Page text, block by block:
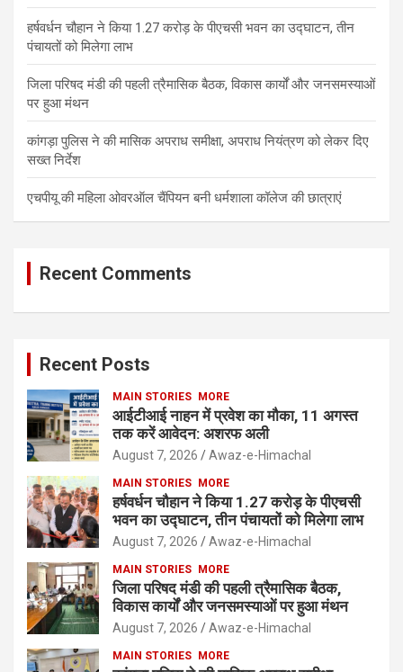
हर्षवर्धन चौहान ने किया 1.27 करोड़ के पीएचसी भवन का उद्घाटन, तीन
पंचायतों को मिलेगा लाभ
जिला परिषद मंडी की पहली त्रैमासिक बैठक, विकास कार्यों और जनसमस्याओं
पर हुआ मंथन
कांगड़ा पुलिस ने की मासिक अपराध समीक्षा, अपराध नियंत्रण को लेकर दिए
सख्त निर्देश
एचपीयू की महिला ओवरऑल चैंपियन बनी धर्मशाला कॉलेज की छात्राएं
Recent Comments
Recent Posts
MAIN STORIES MORE
आईटीआई नाहन में प्रवेश का मौका, 11 अगस्त
तक करें आवेदन: अशरफ अली
August 7, 2026 Awaz-e-Himachal
MAIN STORIES MORE
हर्षवर्धन चौहान ने किया 1.27 करोड़ के पीएचसी
भवन का उद्घाटन, तीन पंचायतों को मिलेगा लाभ
August 7, 2026 Awaz-e-Himachal
MAIN STORIES MORE
जिला परिषद मंडी की पहली त्रैमासिक बैठक,
विकास कार्यों और जनसमस्याओं पर हुआ मंथन
August 7, 2026 Awaz-e-Himachal
MAIN STORIES MORE